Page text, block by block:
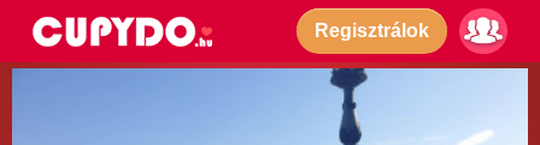
Regisztrálok